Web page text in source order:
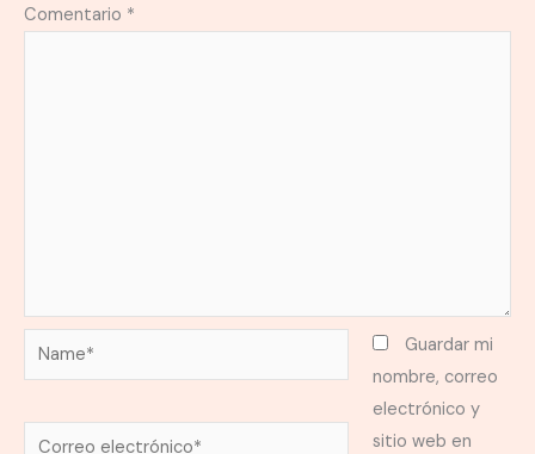
Comentario *
Name*
Correo
Guardar mi
nombre, correo
electrónico y
sitio web en